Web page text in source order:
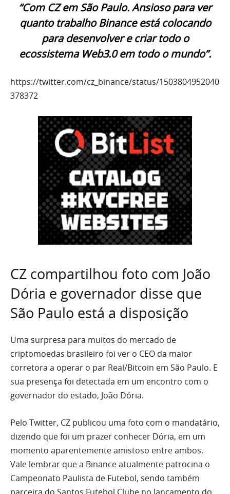
“Com CZ em São Paulo. Ansioso para ver
quanto trabalho Binance está colocando
para desenvolver e criar todo o
ecossistema Web3.0 em todo o mundo”.
https://twitter.com/cz_binance/status/1503804952040
378372
CZ compartilhou foto com João
Dória e governador disse que
São Paulo está a disposição
Uma surpresa para muitos do mercado de
criptomoedas brasileiro foi ver o CEO da maior
corretora a operar o par Real/Bitcoin em São Paulo. E
sua presença foi detectada em um encontro com o
governador do estado, João Dória.
Pelo Twitter, CZ publicou uma foto com o mandatário,
dizendo que foi um prazer conhecer Dória, em um
momento aparentemente amistoso entre ambos.
Vale lembrar que a Binance atualmente patrocina o
Campeonato Paulista de Futebol, sendo também